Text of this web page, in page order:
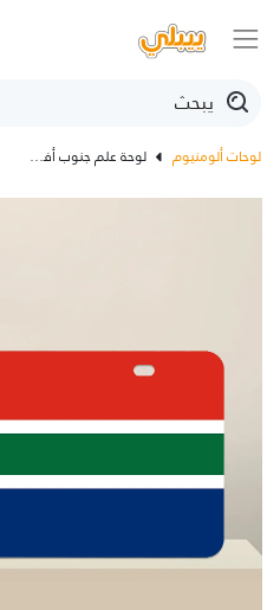
لوحات ألومنيوم لوحة علم جنوب أفريقيا